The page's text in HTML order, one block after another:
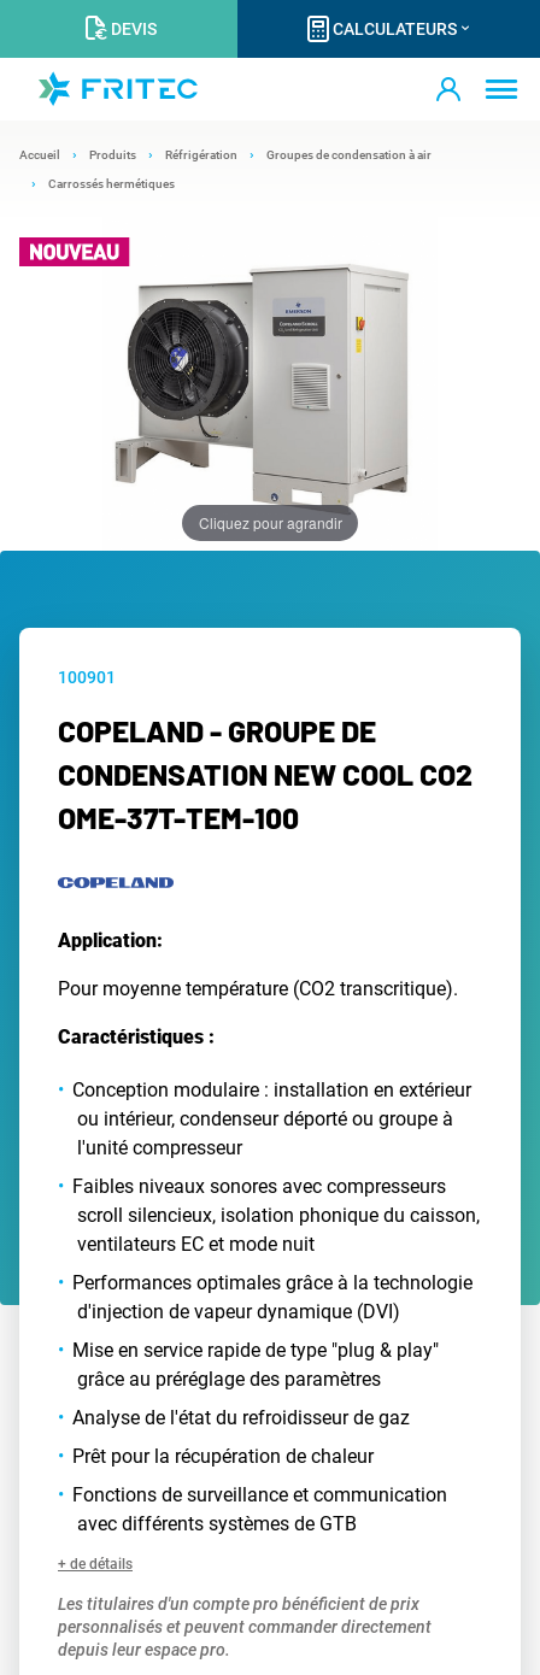
DEVIS CALCULATEURS
Accueil Produits Réfrigération Groupes de condensation à air
Carrossés hermétiques
Cliquez pour agrandir
100901
COPELAND - GROUPE DE
CONDENSATION NEW COOL CO2
OME-37T-TEM-100
Application:
Pour moyenne température (CO2 transcritique).
Caractéristiques :
Conception modulaire : installation en extérieur
ou intérieur, condenseur déporté ou groupe à
l'unité compresseur
Faibles niveaux sonores avec compresseurs
scroll silencieux, isolation phonique du caisson,
ventilateurs EC et mode nuit
Performances optimales grâce à la technologie
d'injection de vapeur dynamique (DVI)
Mise en service rapide de type "plug & play"
grâce au préréglage des paramètres
Analyse de l'état du refroidisseur de gaz
Prêt pour la récupération de chaleur
Fonctions de surveillance et communication
avec différents systèmes de GTB
+ de détails
Les titulaires d'un compte pro bénéficient de prix
personnalisés et peuvent commander directement
depuis leur espace pro.